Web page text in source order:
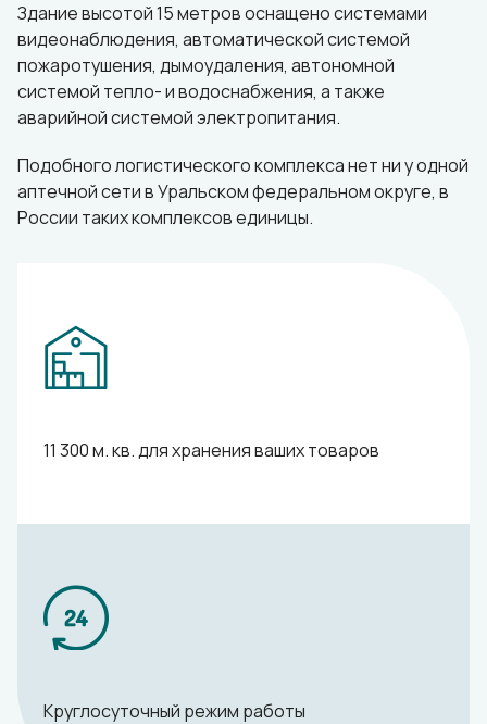
Здание высотой 15 метров оснащено системами
видеонаблюдения, автоматической системой
пожаротушения, дымоудаления, автономной
системой тепло- и водоснабжения, а также
аварийной системой электропитания.
Подобного логистического комплекса нет ни у одной
аптечной сети в Уральском федеральном округе, в
России таких комплексов единицы.
11 300 м. кв. для хранения ваших товаров
Круглосуточный режим работы